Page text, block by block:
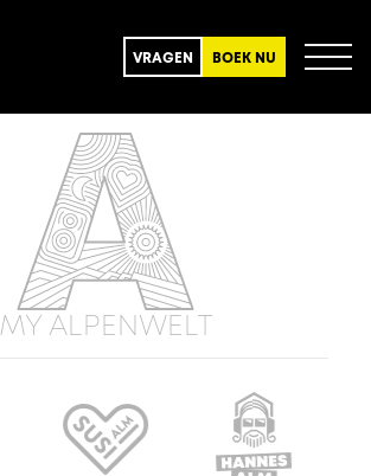
VRAGEN BOEK NU
MY ALPENWELT